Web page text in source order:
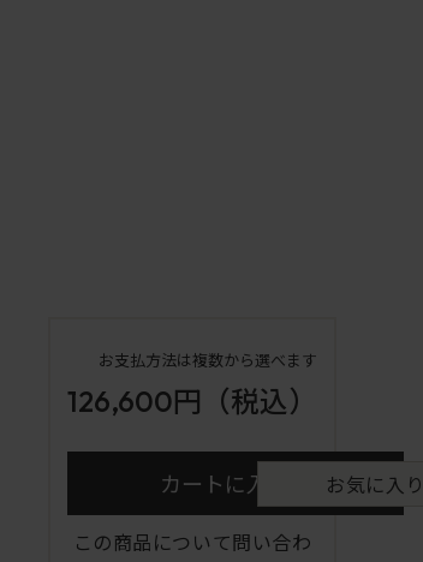
お支払方法は複数から選べます
126,600円 （税込）
カートに入れる お気に入
この商品について問い合わ